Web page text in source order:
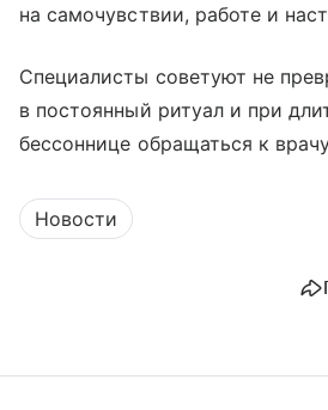
на самочувствии, работе и
Специалисты советуют не
в постоянный ритуал и при
бессоннице обращаться к
Новости